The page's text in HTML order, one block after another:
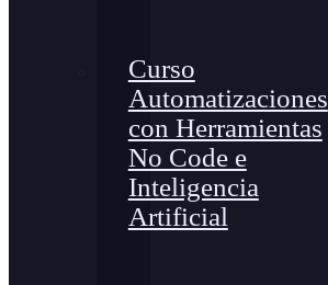
Curso
Automatizaciones
con Herramientas
No Code e
Inteligencia
Artificial